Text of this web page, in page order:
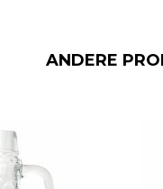
ANDERE